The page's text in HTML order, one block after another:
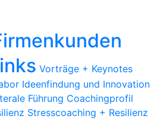
Vorträge + Keynotes
Ideenfindung und Innovation
Führung Coachingprofil
Stresscoaching + Resilienz